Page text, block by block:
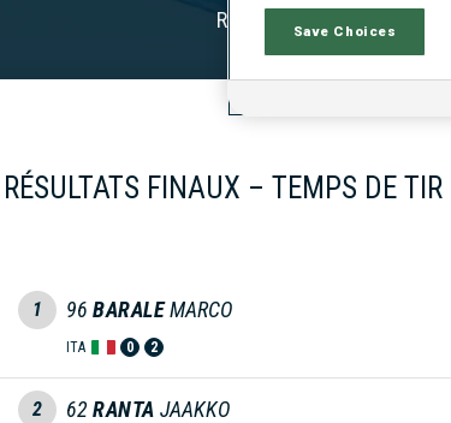
Résultats Officiels
RÉSULTATS FINAUX – TEMPS DE TIR
1 96 BARALEMARCO
ITA 0 2
2 62 RANTA JAAKKO
Save Choices